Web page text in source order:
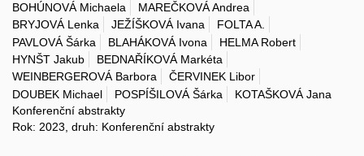
BOHÚNOVÁ Michaela
MAREČKOVÁ Andrea
BRYJOVÁ Lenka
JEŽÍŠKOVÁ Ivana
FOLTA A.
PAVLOVÁ Šárka
BLAHÁKOVÁ Ivona
HELMA Robert
HYNŠT Jakub
BEDNAŘÍKOVÁ Markéta
WEINBERGEROVÁ Barbora
ČERVINEK Libor
DOUBEK Michael
POSPÍŠILOVÁ Šárka
KOTAŠKOVÁ Jana
Konferenční abstrakty
Rok: 2023, druh: Konferenční abstrakty